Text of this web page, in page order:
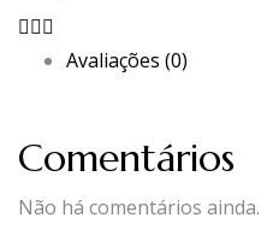
Avaliações (0)
Comentários
Não há comentários ainda.